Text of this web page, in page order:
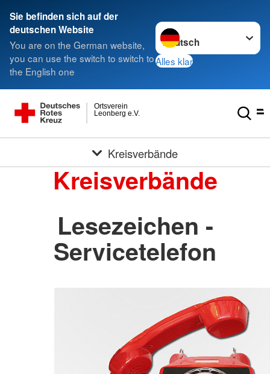
Sie befinden sich auf der
deutschen Website
You are on the German website,
you can use the switch to switch to
the English one
Sprache wechseln zu
Alles klar
Leonberg e.V.
Ortsverein
Kreisverbände
Kreisverbände
Lesezeichen -
Servicetelefon